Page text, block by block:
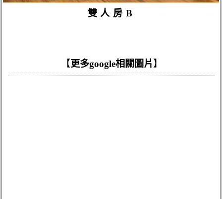
雙人房B
【 更多google相關圖片 】